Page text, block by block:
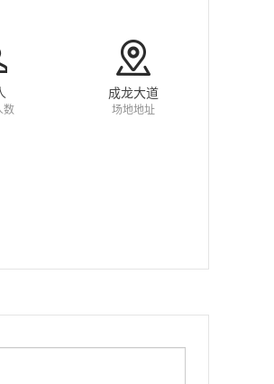
数
成龙大道
场地地址